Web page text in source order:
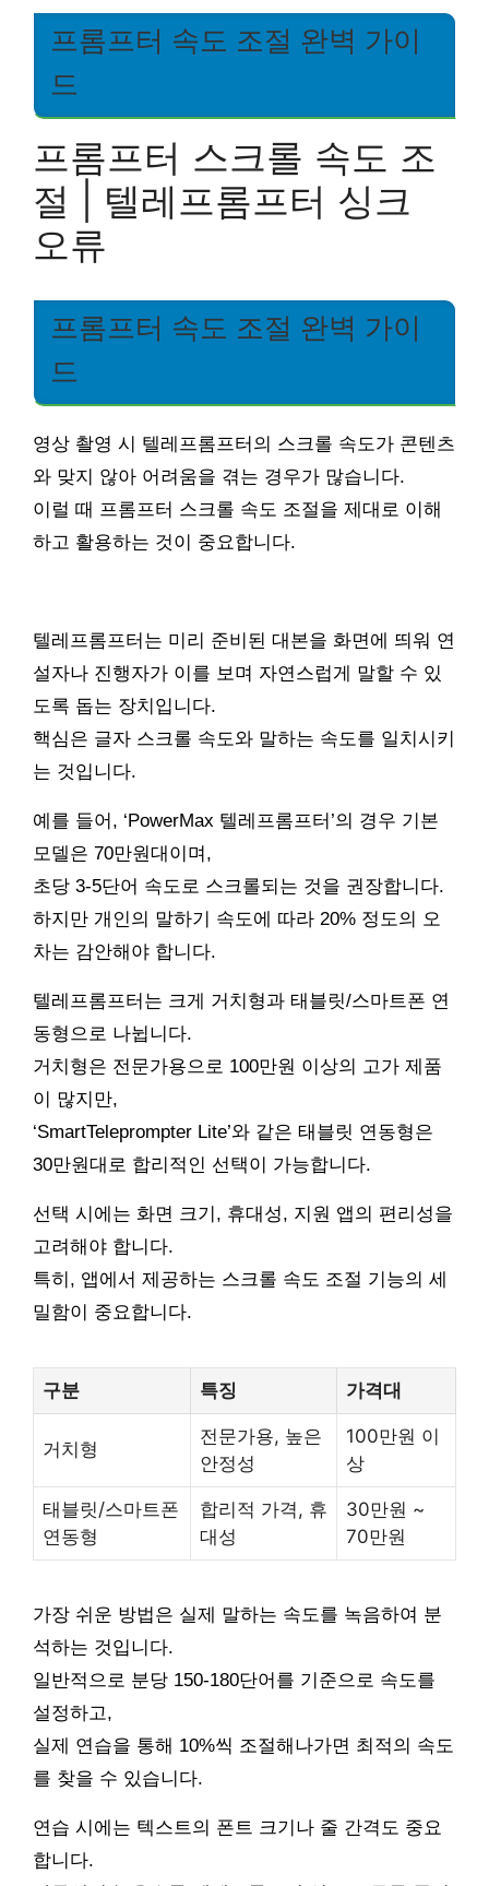
프롬프터 속도 조절 완벽 가이
드
프롬프터 스크롤 속도 조
절 | 텔레프롬프터 싱크
오류
프롬프터 속도 조절 완벽 가이
드
영상 촬영 시 텔레프롬프터의 스크롤 속도가 콘텐츠
와 맞지 않아 어려움을 겪는 경우가 많습니다.
이럴 때 프롬프터 스크롤 속도 조절을 제대로 이해
하고 활용하는 것이 중요합니다.
텔레프롬프터는 미리 준비된 대본을 화면에 띄워 연
설자나 진행자가 이를 보며 자연스럽게 말할 수 있
도록 돕는 장치입니다.
핵심은 글자 스크롤 속도와 말하는 속도를 일치시키
는 것입니다.
예를 들어, ‘PowerMax 텔레프롬프터’의 경우 기본
모델은 70만원대이며,
초당 3-5단어 속도로 스크롤되는 것을 권장합니다.
하지만 개인의 말하기 속도에 따라 20% 정도의 오
차는 감안해야 합니다.
텔레프롬프터는 크게 거치형과 태블릿/스마트폰 연
동형으로 나뉩니다.
거치형은 전문가용으로 100만원 이상의 고가 제품
이 많지만,
‘SmartTeleprompter Lite’와 같은 태블릿 연동형은
30만원대로 합리적인 선택이 가능합니다.
선택 시에는 화면 크기, 휴대성, 지원 앱의 편리성을
고려해야 합니다.
특히, 앱에서 제공하는 스크롤 속도 조절 기능의 세
밀함이 중요합니다.
구분 특징 가격대
거치형
전문가용, 높은
안정성
100만원 이
상
태블릿/스마트폰
연동형
합리적 가격, 휴
대성
30만원 ~
70만원
가장 쉬운 방법은 실제 말하는 속도를 녹음하여 분
석하는 것입니다.
일반적으로 분당 150-180단어를 기준으로 속도를
설정하고,
실제 연습을 통해 10%씩 조절해나가면 최적의 속도
를 찾을 수 있습니다.
연습 시에는 텍스트의 폰트 크기나 줄 간격도 중요
합니다.